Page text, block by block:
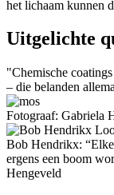
het lichaam kunnen
Uitgelichte
Chemische
– die belanden
Fotograaf: Gabriela
Bob Hendrikx:
ergens een boom
Hengeveld